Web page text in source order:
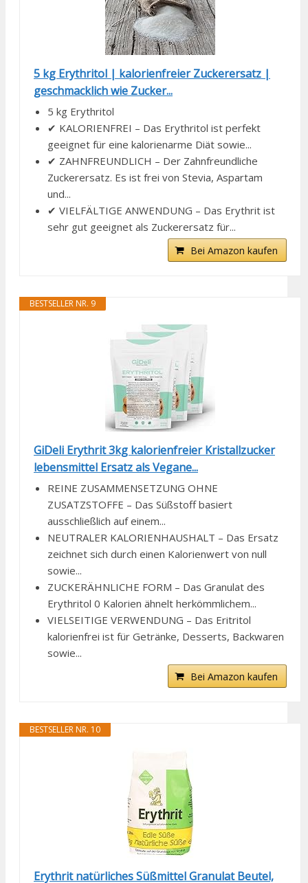
5 kg Erythritol | kalorienfreier Zuckerersatz |
geschmacklich wie Zucker...
5 kg Erythritol
✔ KALORIENFREI – Das Erythritol ist perfekt
geeignet für eine kalorienarme Diät sowie...
✔ ZAHNFREUNDLICH – Der Zahnfreundliche
Zuckerersatz. Es ist frei von Stevia, Aspartam
und...
✔ VIELFÄLTIGE ANWENDUNG – Das Erythrit ist
sehr gut geeignet als Zuckerersatz für...
Bei Amazon kaufen
BESTSELLER NR. 9
GiDeli Erythrit 3kg kalorienfreier Kristallzucker
lebensmittel Ersatz als Vegane...
REINE ZUSAMMENSETZUNG OHNE
ZUSATZSTOFFE – Das Süßstoff basiert
ausschließlich auf einem...
NEUTRALER KALORIENHAUSHALT – Das Ersatz
zeichnet sich durch einen Kalorienwert von null
sowie...
ZUCKERÄHNLICHE FORM – Das Granulat des
Erythritol 0 Kalorien ähnelt herkömmlichem...
VIELSEITIGE VERWENDUNG – Das Eritritol
kalorienfrei ist für Getränke, Desserts, Backwaren
sowie...
Bei Amazon kaufen
BESTSELLER NR. 10
Erythrit natürliches Süßmittel Granulat Beutel,